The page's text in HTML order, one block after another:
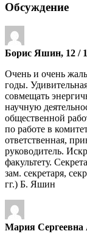
Обсуждение
Борис Яшин, 12 /
Очень и очень
годы.
совмещать
научную
общественной
по работе в
ответственная,
руководитель.
факультету.
зам. секретаря,
гг.) Б. Яшин
Мария Сергеевна